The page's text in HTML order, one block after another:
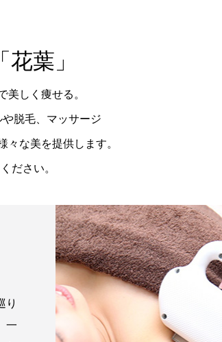
葉」
美しく痩せる。
脱毛、マッサージ
な美を提供します。
ださい。
り
一